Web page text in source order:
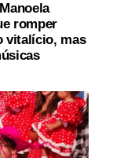
romper
vitalício, mas